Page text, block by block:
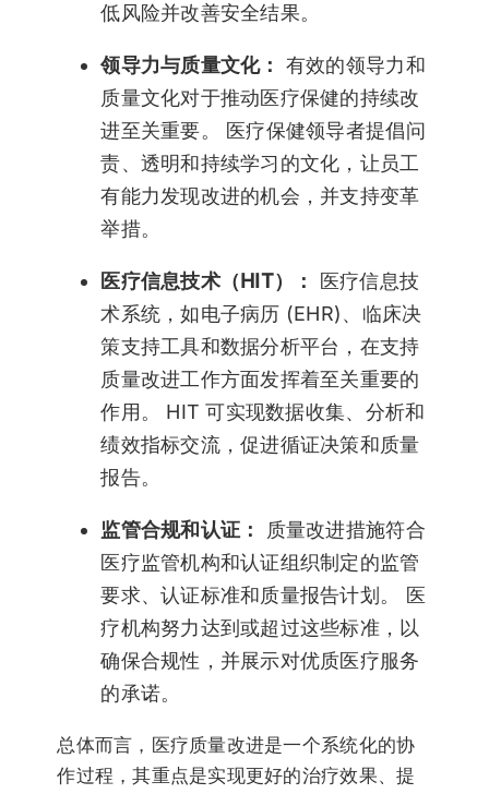
低风险并改善安全结果。
领导力与质量文化： 有效的领导力和
质量文化对于推动医疗保健的持续改
进至关重要。 医疗保健领导者提倡问
责、透明和持续学习的文化，让员工
有能力发现改进的机会，并支持变革
举措。
医疗信息技术（HIT）：
医疗信息技
术系统，如电子病历 (EHR)、临床决
策支持工具和数据分析平台，在支持
质量改进工作方面发挥着至关重要的
作用。 HIT 可实现数据收集、分析和
绩效指标交流，促进循证决策和质量
报告。
监管合规和认证：
质量改进措施符合
医疗监管机构和认证组织制定的监管
要求、认证标准和质量报告计划。 医
疗机构努力达到或超过这些标准，以
确保合规性，并展示对优质医疗服务
的承诺。
总体而言，医疗质量改进是一个系统化的协
作过程，其重点是实现更好的治疗效果、提